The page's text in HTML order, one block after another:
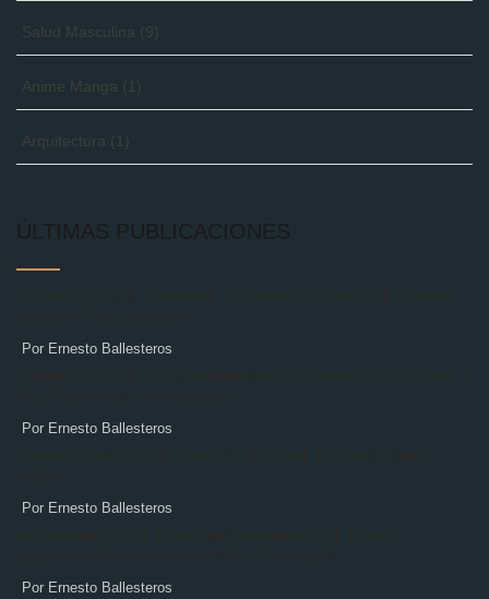
Salud Masculina (9)
Anime Manga (1)
Arquitectura (1)
ÚLTIMAS PUBLICACIONES
Por Ernesto Ballesteros
Por Ernesto Ballesteros
Por Ernesto Ballesteros
Por Ernesto Ballesteros